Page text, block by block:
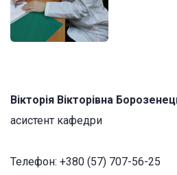
Вікторія Вікторівна
асистент кафедри
Телефон: +380 (57) 707-56-25